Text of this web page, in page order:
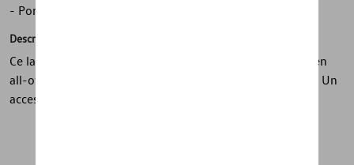
- Porte-clés bleu foncé
Description
Ce lanière bleu foncé présente un motif 8s transparent en
all-over et est équipé d’un mousqueton rotatif snaplink. Un
accessoire pratique et moderne au design original.